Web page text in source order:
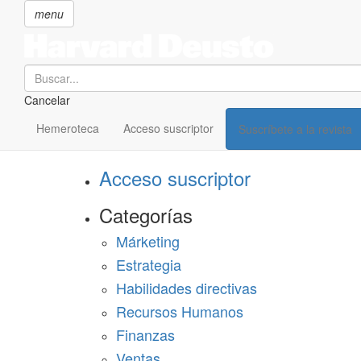
menu
Search
Cancelar
Hemeroteca Acceso suscriptor Suscríbete a la revista
SECCIONES
Suscríbete a Harvard Deusto
Acceso suscriptor
Categorías
Márketing
Estrategia
Habilidades directivas
Recursos Humanos
Finanzas